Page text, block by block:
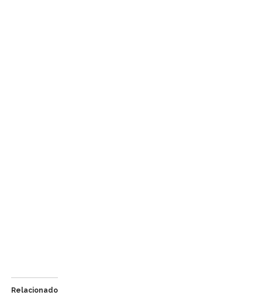
Relacionado